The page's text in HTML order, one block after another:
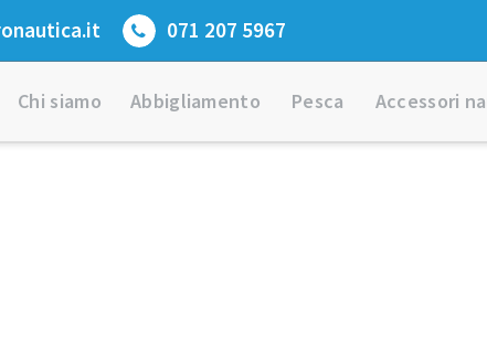
071 207 5967
Chi siamo Abbigliamento Pesca Accessori